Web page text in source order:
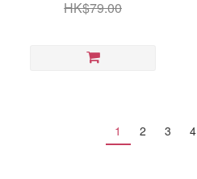
HK$79.00
1 2 3 4